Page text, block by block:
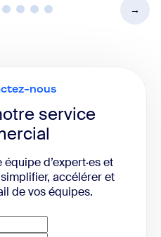
nous
service
d’expert·es et
accélérer et
de vos équipes.